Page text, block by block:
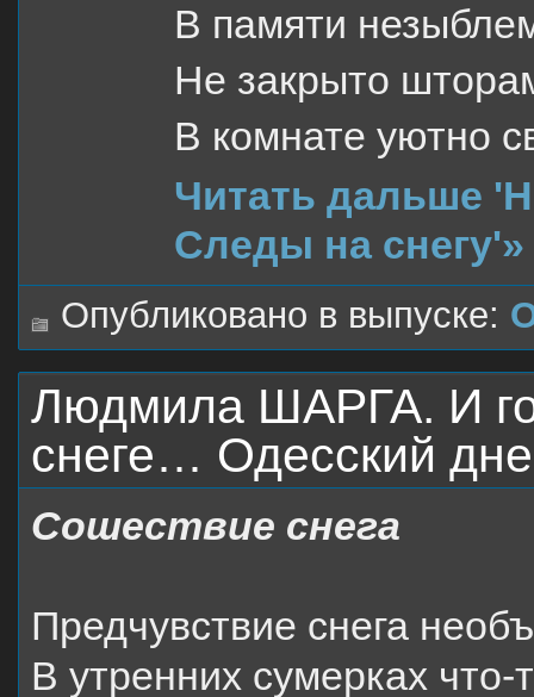
В памяти
Не закрыто
В комнате уютно
Читать дальше
Следы на снегу'»
Опубликовано в выпуске:
Людмила ШАРГА. И
снеге… Одесский
Сошествие снега
Предчувствие снега
В утренних сумерках